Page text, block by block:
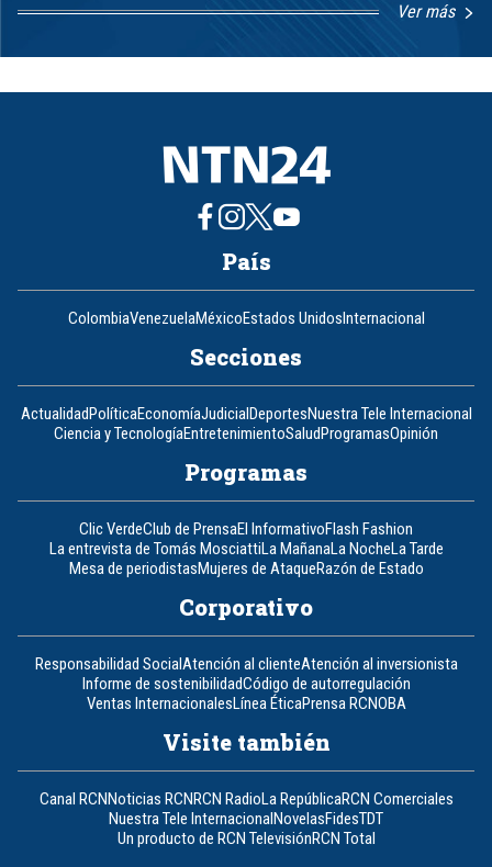
Ver más
1
8
País
ColombiaVenezuelaMéxicoEstados UnidosInternacional
Secciones
ActualidadPolíticaEconomíaJudicialDeportesNuestra Tele Internacional
Ciencia y TecnologíaEntretenimientoSaludProgramasOpinión
Programas
Clic VerdeClub de PrensaEl InformativoFlash Fashion
La entrevista de Tomás MosciattiLa MañanaLa NocheLa Tarde
Mesa de periodistasMujeres de AtaqueRazón de Estado
Corporativo
Responsabilidad SocialAtención al clienteAtención al inversionista
Informe de sostenibilidadCódigo de autorregulación
Ventas InternacionalesLínea ÉticaPrensa RCNOBA
Visite también
Canal RCNNoticias RCNRCN RadioLa RepúblicaRCN Comerciales
Nuestra Tele InternacionalNovelasFidesTDT
Un producto de RCN TelevisiónRCN Total